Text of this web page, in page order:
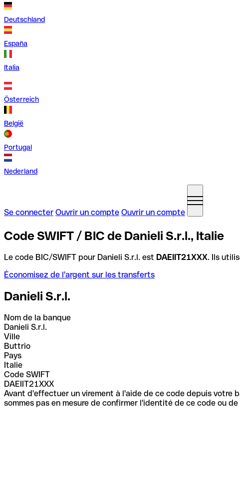
Deutschland
España
Italia
Österreich
België
Portugal
Nederland
Se connecter Ouvrir un compte Ouvrir un compte
Code SWIFT / BIC de Danieli S.r.l., Italie
Le code BIC/SWIFT pour Danieli S.r.l. est DAEIIT21XXX. Ils
Économisez de l'argent sur les transferts
Danieli S.r.l.
Nom de la banque
Danieli S.r.l.
Ville
Buttrio
Pays
Italie
Code SWIFT
DAEIIT21XXX
Avant d'effectuer un virement à l'aide de ce code depuis votre
sommes pas en mesure de confirmer l'identité de ce code ou